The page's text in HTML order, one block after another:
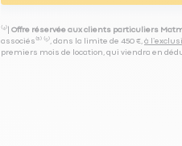
⁽⁴⁾| Offre réservée aux clients particuliers
associés⁽³⁾ ⁽⁵⁾, dans la limite de 450 €, à
premiers mois de location, qui viendra en